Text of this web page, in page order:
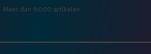
Meer dan 9.000 artikelen